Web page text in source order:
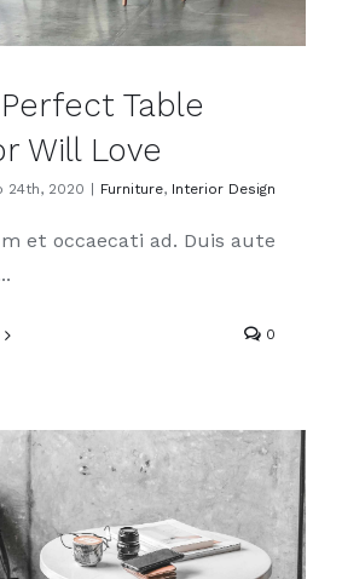
Table
Will Love
24th, 2020 Furniture, Interior Design
et occaecati ad. Duis aute
0